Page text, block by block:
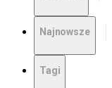
Najnowsze
Tagi